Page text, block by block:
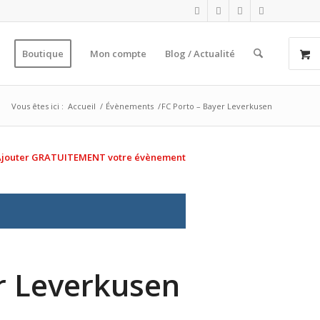
Boutique Mon compte Blog / Actualité
Vous êtes ici : Accueil / Évènements /FC Porto – Bayer Leverkusen
GRATUITEMENT votre évènement
Leverkusen